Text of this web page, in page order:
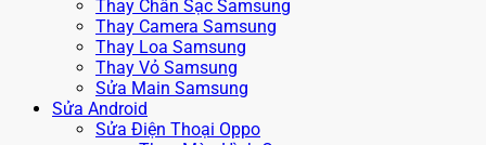
Thay Chân Sạc Samsung
Thay Camera Samsung
Thay Loa Samsung
Thay Vỏ Samsung
Sửa Main Samsung
Sửa Android
Sửa Điện Thoại Oppo